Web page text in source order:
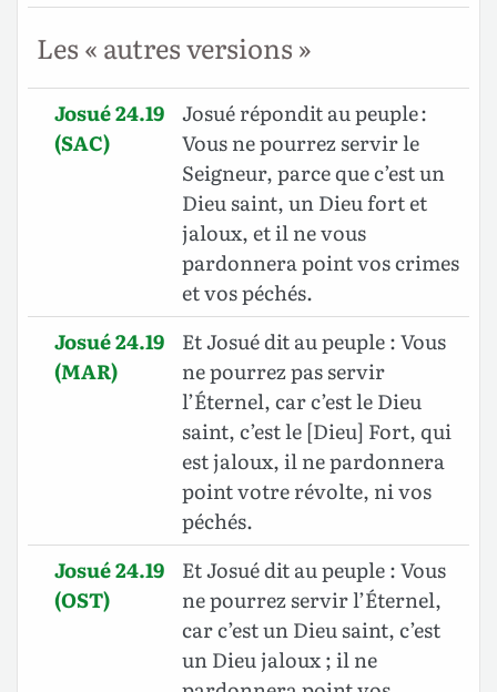
Les « autres versions »
Josué 24.19
(SAC)
Josué répondit au peuple :
Vous ne pourrez servir le
Seigneur, parce que c’est un
Dieu saint, un Dieu fort et
jaloux, et il ne vous
pardonnera point vos crimes
et vos péchés.
Josué 24.19
(MAR)
Et Josué dit au peuple : Vous
ne pourrez pas servir
l’Éternel, car c’est le Dieu
saint, c’est le [Dieu] Fort, qui
est jaloux, il ne pardonnera
point votre révolte, ni vos
péchés.
Josué 24.19
(OST)
Et Josué dit au peuple : Vous
ne pourrez servir l’Éternel,
car c’est un Dieu saint, c’est
un Dieu jaloux ; il ne